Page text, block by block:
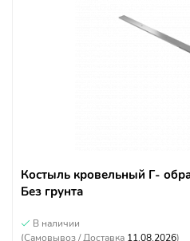
Костыль кровельный Г-
Без грунта
В наличии
(Самовывоз / Доставка 11.08.2026)